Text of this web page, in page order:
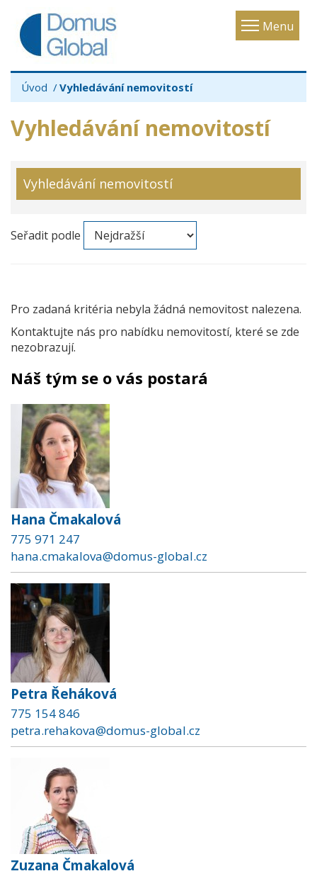
Menu
Toggle
Úvod Vyhledávání nemovitostí
Vyhledávání nemovitostí
Vyhledávání nemovitostí
Seřadit podle
Pro zadaná kritéria nebyla žádná nemovitost nalezena.
Kontaktujte nás pro nabídku nemovitostí, které se zde
nezobrazují.
Náš tým se o vás postará
Hana Čmakalová
775 971 247
hana.cmakalova@domus-global.cz
Petra Řeháková
775 154 846
petra.rehakova@domus-global.cz
Zuzana Čmakalová